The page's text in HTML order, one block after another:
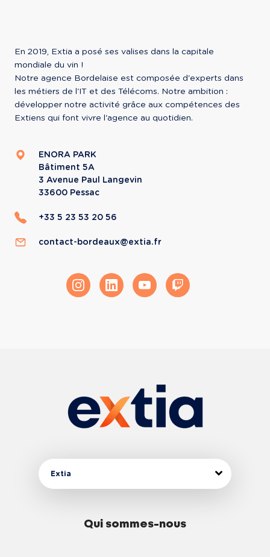
En 2019, Extia a posé ses valises dans la capitale
mondiale du vin !
Notre agence Bordelaise est composée d'experts dans
les métiers de l'IT et des Télécoms. Notre ambition :
développer notre activité grâce aux compétences des
Extiens qui font vivre l'agence au quotidien.
ENORA PARK
Bâtiment 5A
3 Avenue Paul Langevin
33600 Pessac
+33 5 23 53 20 56
contact-bordeaux@extia.fr
Extia
Qui sommes-nous